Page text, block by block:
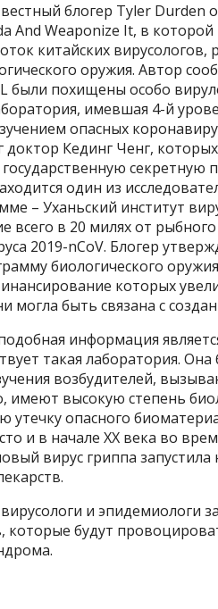
блогер Tyler Durden
And Weaponize It, в
китайских
оружия. Автор
были похищены особо
имевшая 4-й
опасных
доктор Кединг Ченг,
секретную
один из
– Уханьский институт
всего в 20 милях от
2019-nCoV. Блогер
биологического
которых
могла быть связана с
информация
такая лаборатория.
возбудителей,
имеют высокую степень
утечку опасного
и в начале XX века во
вирус гриппа
и эпидемиологи
будут